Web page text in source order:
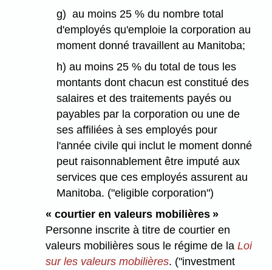
g) au moins 25 % du nombre total
d'employés qu'emploie la corporation au
moment donné travaillent au Manitoba;
h) au moins 25 % du total de tous les
montants dont chacun est constitué des
salaires et des traitements payés ou
payables par la corporation ou une de
ses affiliées à ses employés pour
l'année civile qui inclut le moment donné
peut raisonnablement être imputé aux
services que ces employés assurent au
Manitoba. ("eligible corporation")
« courtier en valeurs mobilières »
Personne inscrite à titre de courtier en
valeurs mobilières sous le régime de laLoi
sur les valeurs mobilières. ("investment